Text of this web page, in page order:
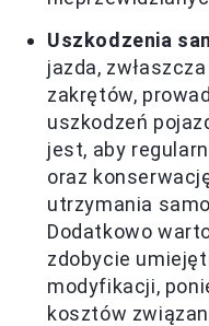
Uszkodzenia
jazda,
zakrętów,
uszkodzeń
jest, aby
oraz
utrzymania
Dodatkowo
zdobycie
modyfikacji,
kosztów